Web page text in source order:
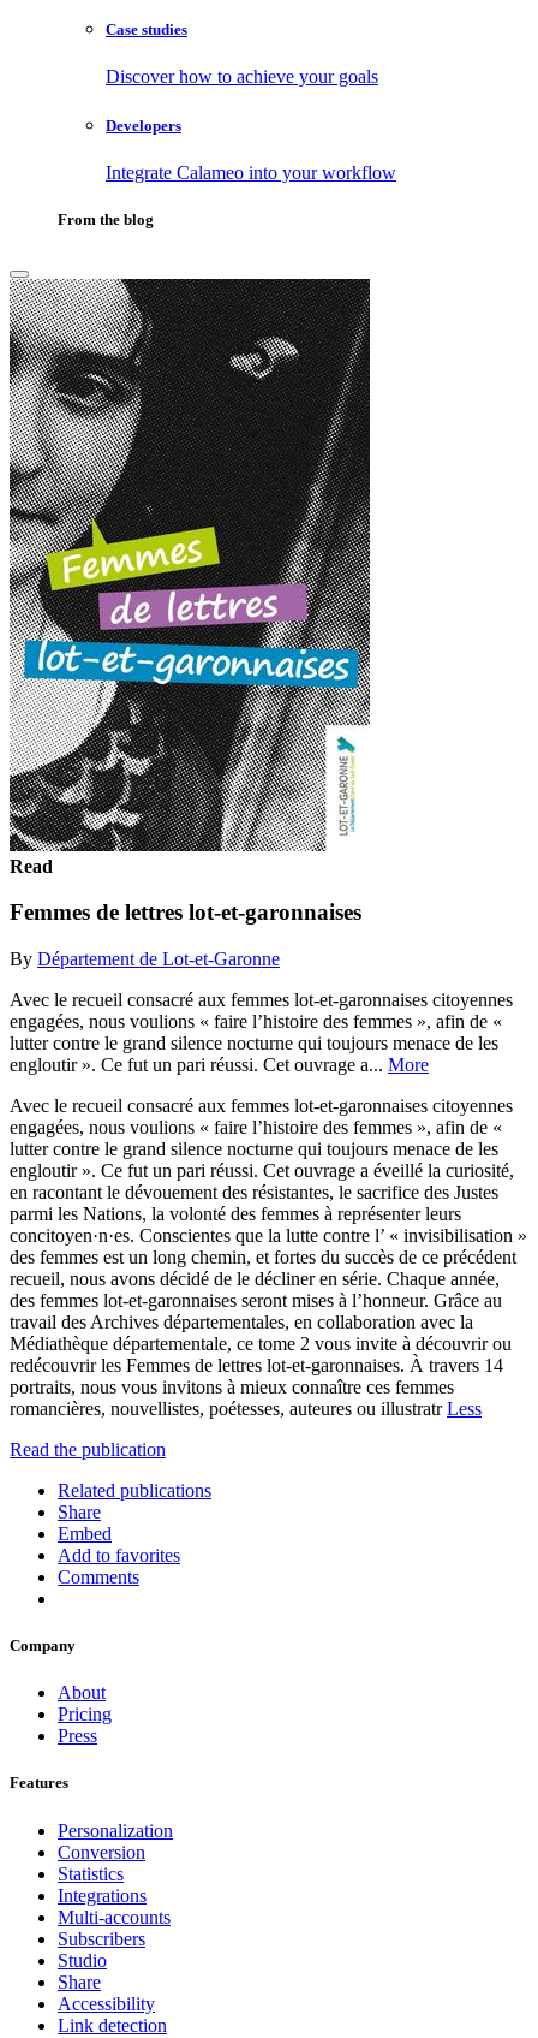
Case studies
Discover how to achieve your goals
Developers
Integrate Calameo into your workflow
From the blog
Read
Femmes de lettres lot-et-garonnaises
By Département de Lot-et-Garonne
Avec le recueil consacré aux femmes lot-et-garonnaises citoyennes
engagées, nous voulions « faire l’histoire des femmes », afin de «
lutter contre le grand silence nocturne qui toujours menace de les
engloutir ». Ce fut un pari réussi. Cet ouvrage a... More
Avec le recueil consacré aux femmes lot-et-garonnaises citoyennes
engagées, nous voulions « faire l’histoire des femmes », afin de «
lutter contre le grand silence nocturne qui toujours menace de les
engloutir ». Ce fut un pari réussi. Cet ouvrage a éveillé la curiosité,
en racontant le dévouement des résistantes, le sacrifice des Justes
parmi les Nations, la volonté des femmes à représenter leurs
concitoyen·n·es. Conscientes que la lutte contre l’ « invisibilisation »
des femmes est un long chemin, et fortes du succès de ce précédent
recueil, nous avons décidé de le décliner en série. Chaque année,
des femmes lot-et-garonnaises seront mises à l’honneur. Grâce au
travail des Archives départementales, en collaboration avec la
Médiathèque départementale, ce tome 2 vous invite à découvrir ou
redécouvrir les Femmes de lettres lot-et-garonnaises. À travers 14
portraits, nous vous invitons à mieux connaître ces femmes
romancières, nouvellistes, poétesses, auteures ou illustratrLess
Read the publication
Related publications
Share
Embed
Add to favorites
Comments
Company
About
Pricing
Press
Features
Personalization
Conversion
Statistics
Integrations
Multi-accounts
Subscribers
Studio
Share
Accessibility
Link detection